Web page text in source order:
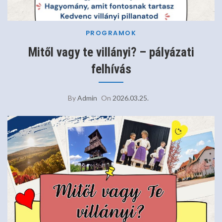
PROGRAMOK
Mitől vagy te villányi? – pályázati
felhívás
ByAdmin On 2026.03.25.